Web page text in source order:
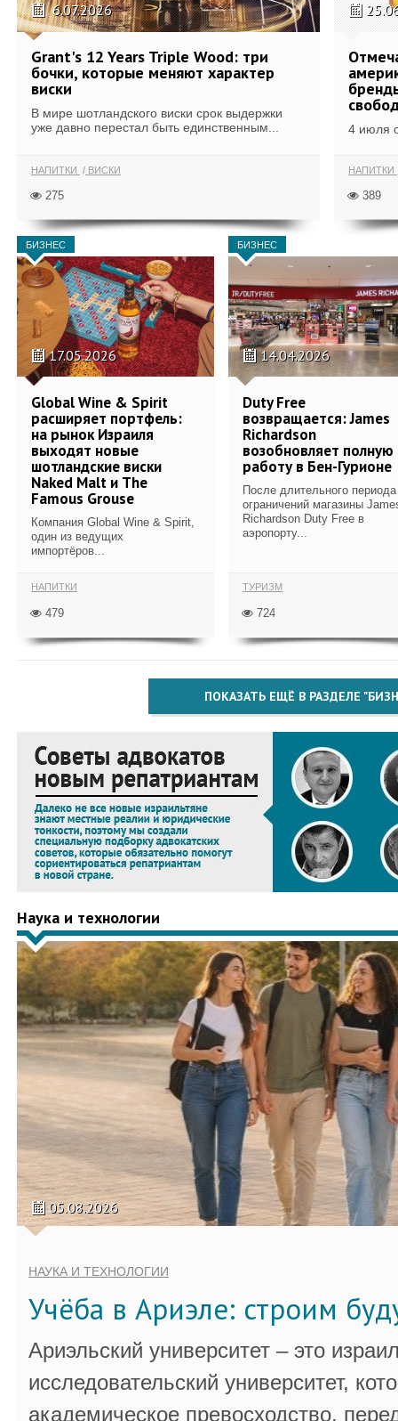
6.07.2026
Grant's 12 Years Triple Wood: три
бочки, которые меняют характер
виски
В мире шотландского виски срок выдержки
уже давно перестал быть единственным...
НАПИТКИ ВИСКИ
275
4 июля
НАПИТКИ
389
БИЗНЕС
17.05.2026
Global Wine & Spirit
расширяет портфель:
на рынок Израиля
выходят новые
шотландские виски
Naked Malt и The
Famous Grouse
Компания Global Wine & Spirit,
один из ведущих
импортёров...
НАПИТКИ
479
БИЗНЕС
14.04.2026
Duty Free
возвращается: James
Richardson
возобновляет полную
работу в Бен-Гурионе
После длительного периода
ограничений магазины
Richardson Duty Free в
аэропорту...
ТУРИЗМ
724
ПОКАЗАТЬ ЕЩЁ В РАЗДЕЛЕ
Наука и технологии
05.08.2026
НАУКА И ТЕХНОЛОГИИ
Учёба в Ариэле: строим
Ариэльский университет – это
исследовательский университет,
академическое превосходство,